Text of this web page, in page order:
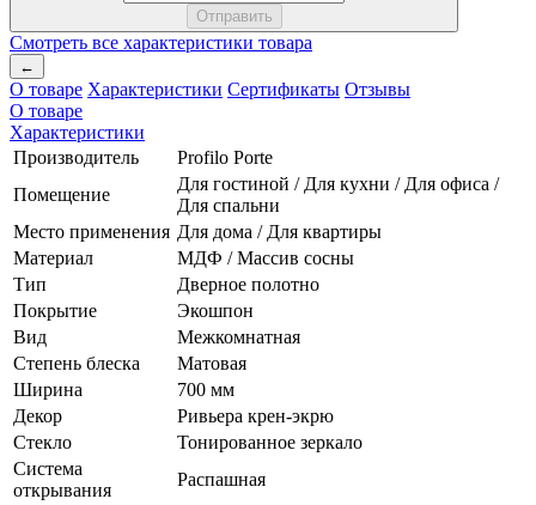
Смотреть все характеристики товара
←
О товаре Характеристики Сертификаты Отзывы
О товаре
Характеристики
Производитель
Profilo Porte
Помещение
Для гостиной / Для кухни / Для офиса /
Для спальни
Место применения Для дома / Для квартиры
Материал
МДФ / Массив сосны
Тип
Дверное полотно
Покрытие
Экошпон
Вид
Межкомнатная
Степень блеска
Матовая
Ширина
700 мм
Декор
Ривьера крен-экрю
Стекло
Тонированное зеркало
Система
открывания
Распашная